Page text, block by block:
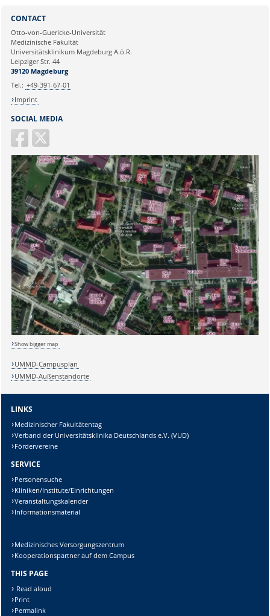
Ihre E-Mailadresse:
Ihr Anliegen:
SOCIAL MEDIA
CONTACT
Otto-von-Guericke-Universität
Medizinische Fakultät
Universitätsklinikum Magdeburg A.ö.R.
Leipziger Str. 44
39120 Magdeburg
Tel.: +49-391-67-01
Imprint
Show bigger map
UMMD-Campusplan
UMMD-Außenstandorte
LINKS
Medizinischer Fakultätentag
Verband der Universitätsklinika Deutschlands e.V. (VUD)
Fördervereine
SERVICE
Personensuche
Kliniken/Institute/Einrichtungen
Veranstaltungskalender
Informationsmaterial
Medizinisches Versorgungszentrum
Kooperationspartner auf dem Campus
THIS PAGE
Read aloud
Print
Permalink